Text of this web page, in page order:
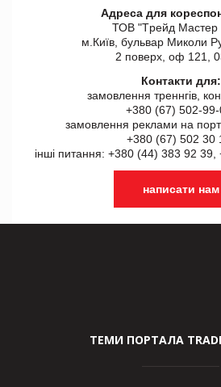
Адреса для
ТОВ "Tрейд Мастер
м.Київ, бульвар Миколи
2 поверх, оф 121,
Контакти для:
замовлення треннгів,
+380 (67) 502-99-
замовлення реклами на
+380 (67) 502 30
інші питання: +380 (44) 383 92
написати нам
ТЕМИ ПОРТАЛА